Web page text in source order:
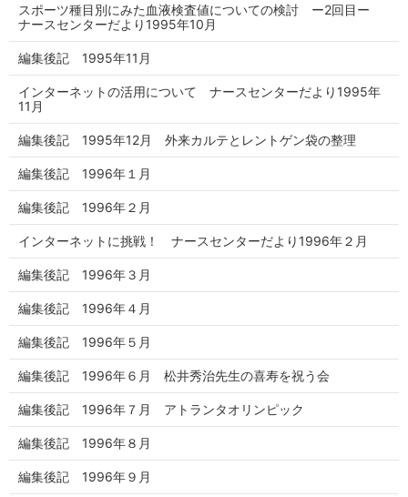
スポーツ種目別にみた血液検査値についての検討 ー2回目ー
ナースセンターだより1995年10月
編集後記 1995年11月
インターネットの活用について ナースセンターだより1995年
11月
編集後記 1995年12月 外来カルテとレントゲン袋の整理
編集後記 1996年１月
編集後記 1996年２月
インターネットに挑戦！ ナースセンターだより1996年２月
編集後記 1996年３月
編集後記 1996年４月
編集後記 1996年５月
編集後記 1996年６月 松井秀治先生の喜寿を祝う会
編集後記 1996年７月 アトランタオリンピック
編集後記 1996年８月
編集後記 1996年９月